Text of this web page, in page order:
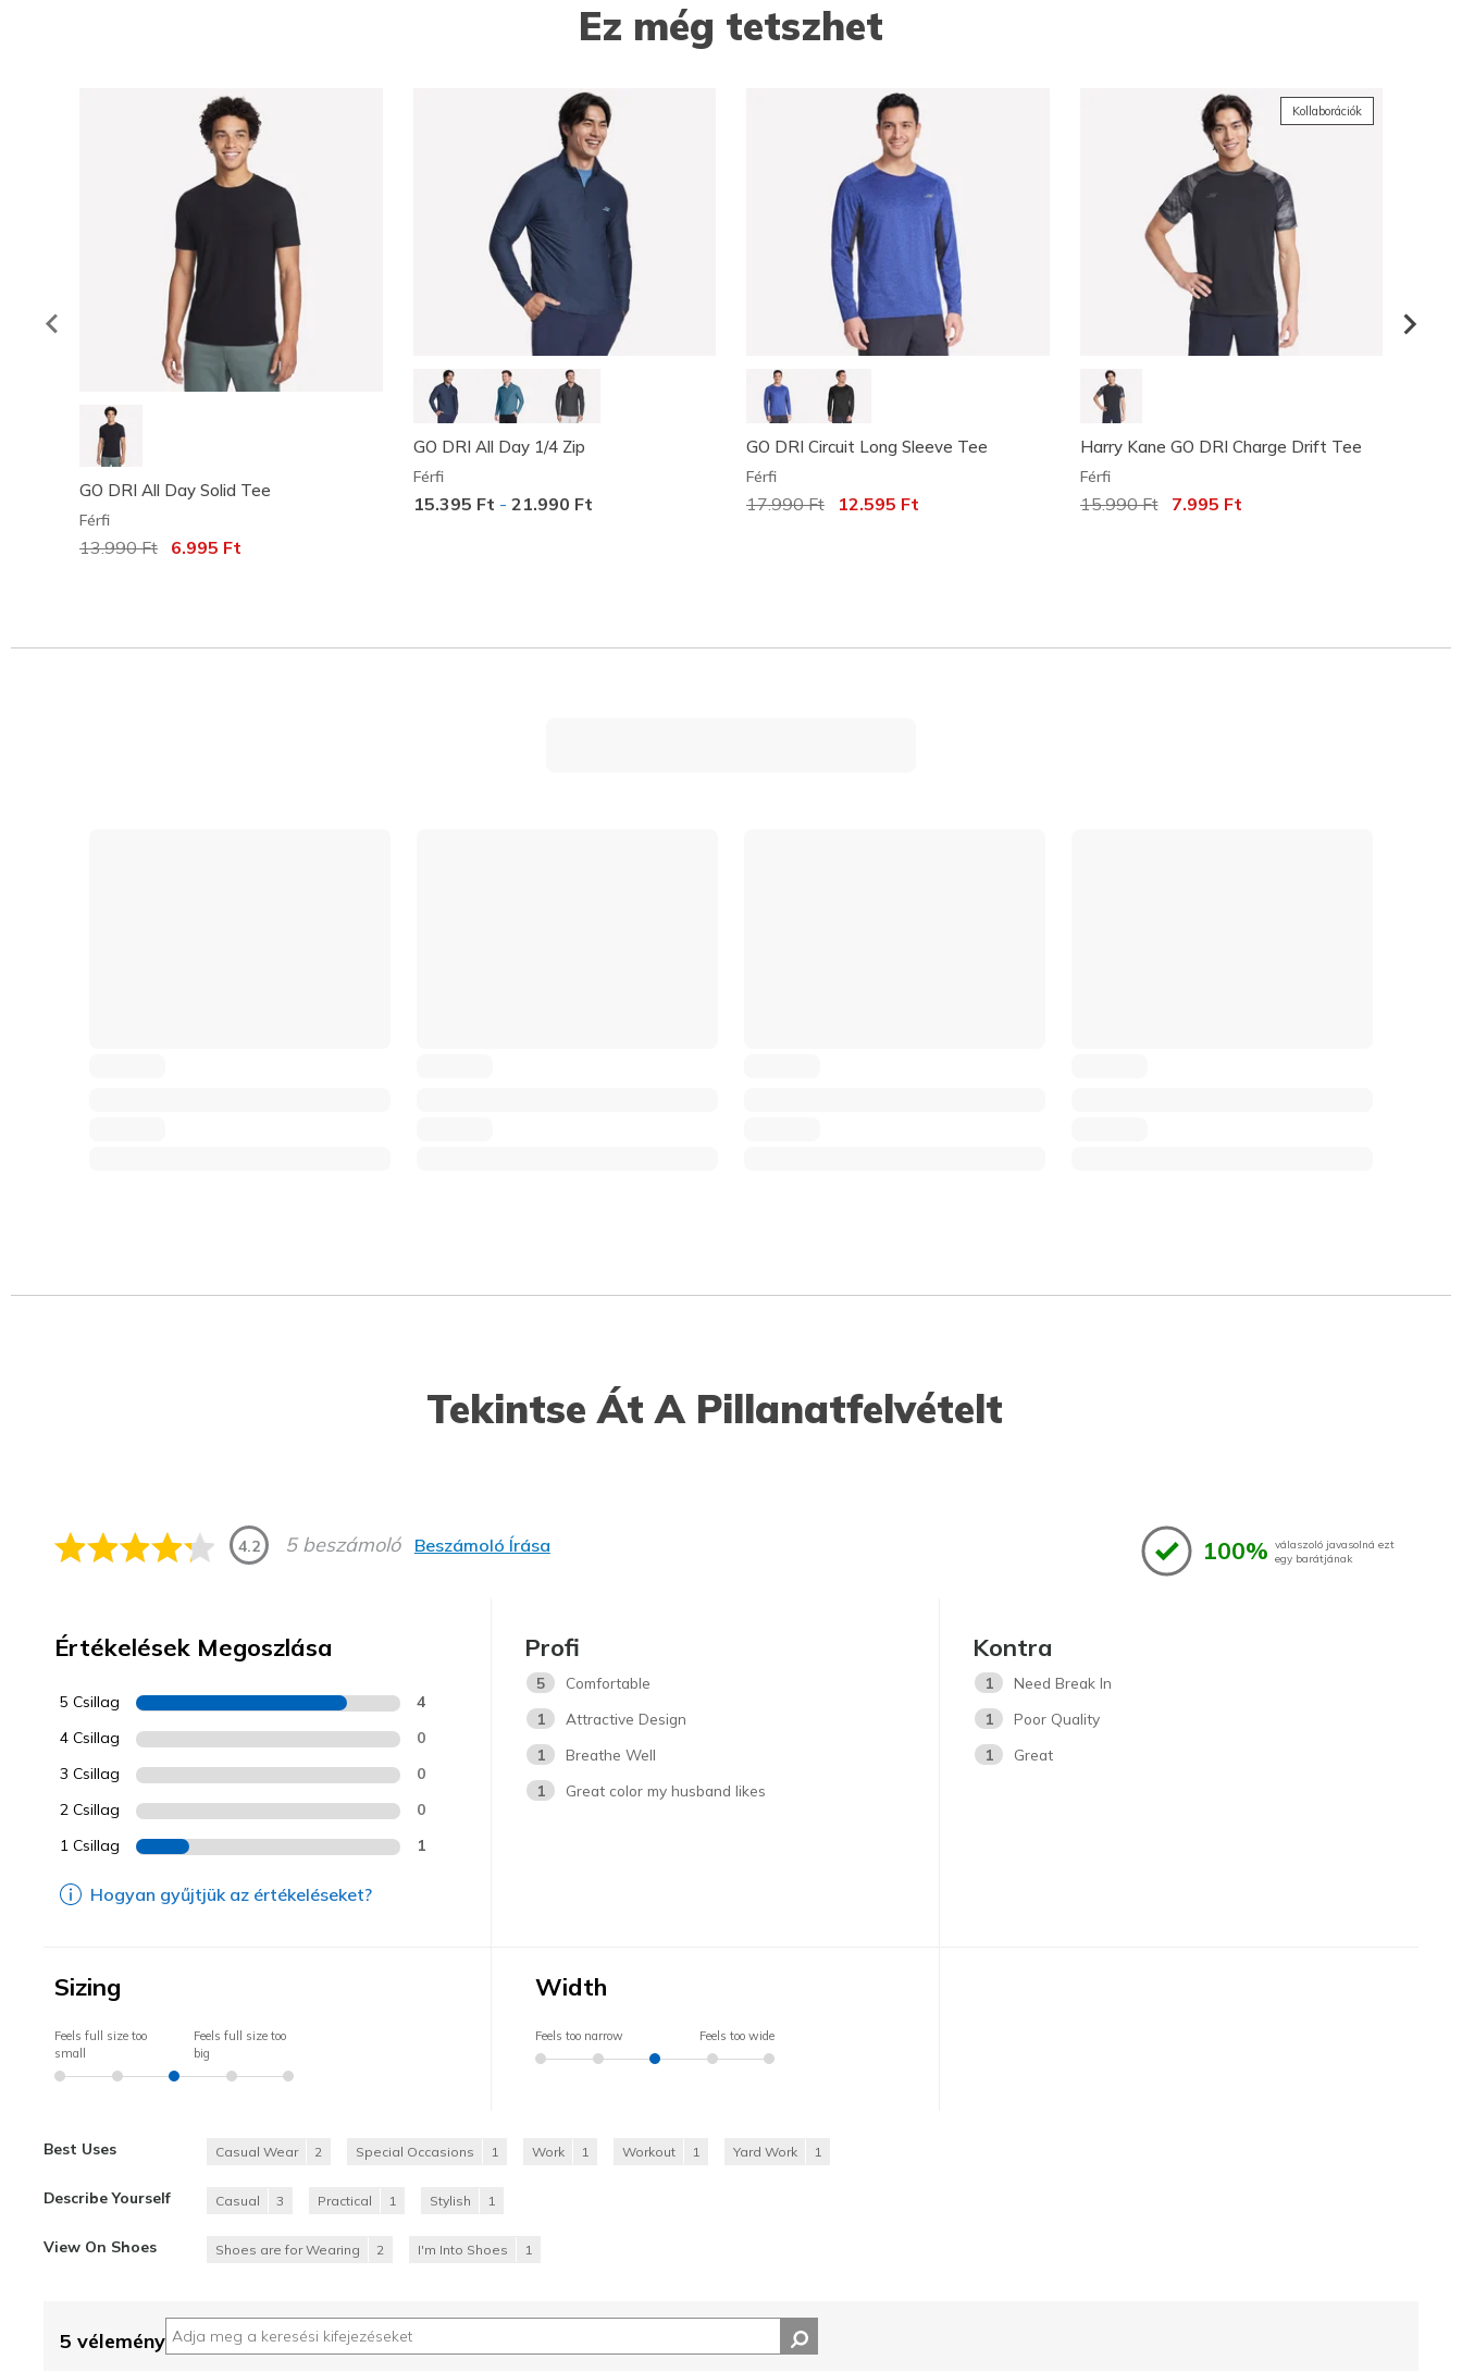
Ez még tetszhet
GO DRI All Day Solid Tee
Férfi
Az ár a következőhöz képest csökkent:
13.990 Ft címzett:
6.995 Ft
GO DRI All Day 1/4 Zip
Férfi
15.395 Ft - 21.990 Ft
GO DRI Circuit Long Sleeve Tee
Férfi
Az ár a következőhöz képest csökkent:
17.990 Ft címzett:
12.595 Ft
Kollaborációk
Harry Kane GO DRI Charge Drift Tee
Férfi
Az ár a következőhöz képest csökkent:
15.990 Ftcímzett:
7.995 Ft
Tekintse Át A Pillanatfelvételt
4.2 5 beszámoló Beszámoló Írása 100% válaszoló javasolná ezt
egy barátjának
Értékelések Megoszlása
5 Csillag 4
4 Csillag 0
3 Csillag 0
2 Csillag 0
1 Csillag 1
Hogyan gyűjtjük az értékeléseket?
Profi
5
Comfortable
1
Attractive Design
1
Breathe Well
1
Great color my husband likes
Kontra
1
Need Break In
1
Poor Quality
1
Great
Sizing
Feels full size too
small
Feels full size too
big
Width
Feels too narrow Feels too wide
Best Uses Casual Wear 2 Special Occasions 1 Work 1 Workout 1 Yard Work 1
Describe Yourself Casual 3 Practical 1 Stylish 1
View On Shoes Shoes are for Wearing 2 I'm Into Shoes 1
5 vélemény